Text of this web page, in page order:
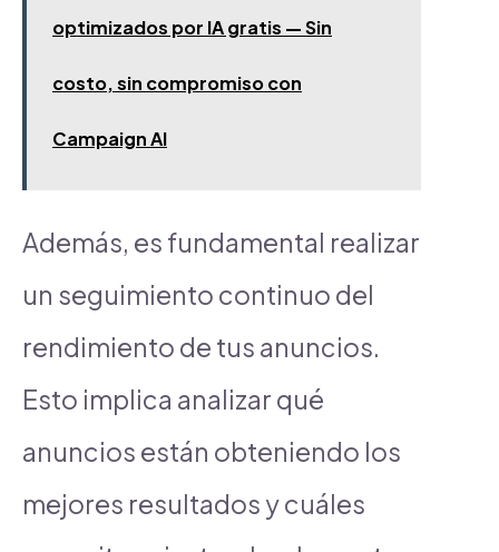
optimizados por IA gratis — Sin
costo, sin compromiso con
Campaign AI
Además, es fundamental realizar
un seguimiento continuo del
rendimiento de tus anuncios.
Esto implica analizar qué
anuncios están obteniendo los
mejores resultados y cuáles